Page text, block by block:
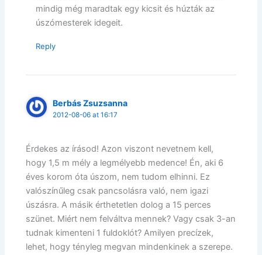
mindig még maradtak egy kicsit és húzták az
úszómesterek idegeit.
Reply
Berbás Zsuzsanna
2012-08-06 at 16:17
Érdekes az írásod! Azon viszont nevetnem kell,
hogy 1,5 m mély a legmélyebb medence! Én, aki 6
éves korom óta úszom, nem tudom elhinni. Ez
valószínűleg csak pancsolásra való, nem igazi
úszásra. A másik érthetetlen dolog a 15 perces
szünet. Miért nem felváltva mennek? Vagy csak 3-an
tudnak kimenteni 1 fuldoklót? Amilyen precízek,
lehet, hogy tényleg megvan mindenkinek a szerepe.